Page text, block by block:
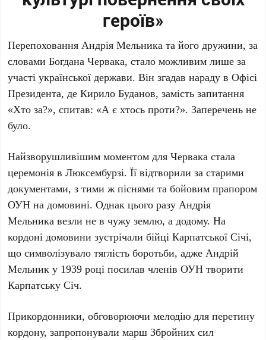
героїв»
ПерепохованняАндрія Мельника та його дружини, за
словамиБогдана Червака, стало можливим лише за
участі української держави. Він згадав нараду в Офісі
Президента, деКирило Буданов, замість запитання
«Хто за?», спитав: «А є хтось проти?». Заперечень не
було.
Найзворушливішим моментом дляЧервака стала
церемонія в Люксембурзі. Її відтворили за старими
документами, з тими ж піснями та бойовим прапором
ОУН на домовині. Однак цього разуАндрія
Мельника везли не в чужу землю, а додому. На
кордоні домовини зустрічали бійці Карпатської Січі,
що символізувало тяглість боротьби, аджеАндрій
Мельник у 1939 році посилав членів ОУН творити
Карпатську Січ.
Прикордонники, обговорюючи мелодію для перетину
кордону, запропонували марш Збройних сил